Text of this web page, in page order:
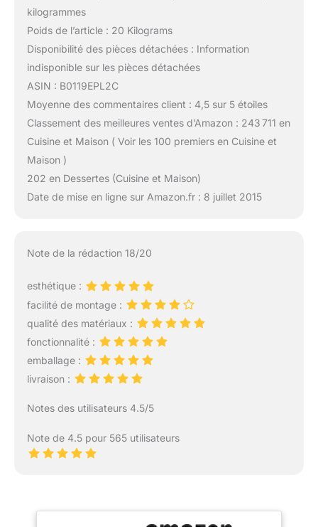
kilogrammes
Poids de l’article : 20 Kilograms
Disponibilité des pièces détachées : Information
indisponible sur les pièces détachées
ASIN : B0119EPL2C
Moyenne des commentaires client : 4,5 sur 5 étoiles
Classement des meilleures ventes d’Amazon : 243 711 en
Cuisine et Maison ( Voir les 100 premiers en Cuisine et
Maison )
202 en Dessertes (Cuisine et Maison)
Date de mise en ligne sur Amazon.fr : 8 juillet 2015
Note de la rédaction 18/20
esthétique :
facilité de montage :
qualité des matériaux :
fonctionnalité :
emballage :
livraison :
Notes des utilisateurs 4.5/5
Note de 4.5 pour 565 utilisateurs